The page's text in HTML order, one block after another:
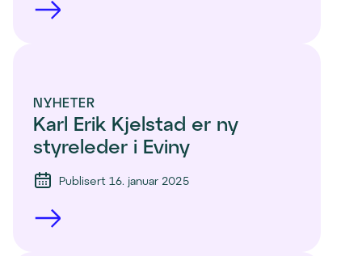
NYHETER
Karl Erik Kjelstad er ny
styreleder i Eviny
Publisert 16. januar 2025